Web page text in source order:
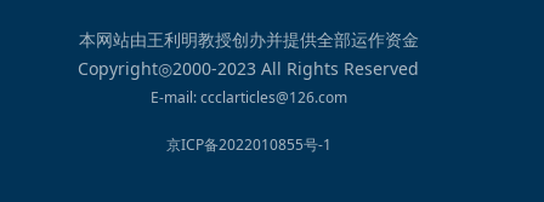
本网站由王利明教授创办并提供全部运作资金
Copyright◎2000-2023 All Rights Reserved
E-mail: ccclarticles@126.com
京ICP备2022010855号-1